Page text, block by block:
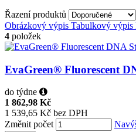
Řazení produktů
Obrázkový výpis Tabulkový výpis
4 položek
EvaGreen® Fluorescent
do týdne
1 862,98 Kč
1 539,65 Kč bez DPH
Změnit počet